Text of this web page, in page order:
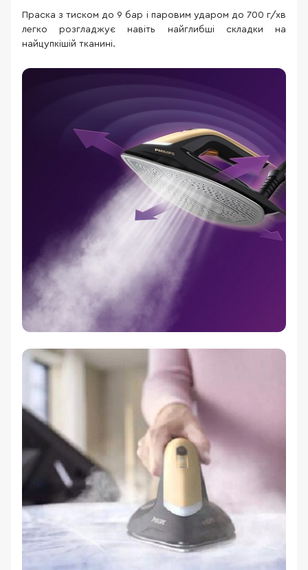
Праска з тиском до 9 бар і паровим ударом до 700 г/хв
легко розгладжує навіть найглибші складки на
найцупкішій тканині.